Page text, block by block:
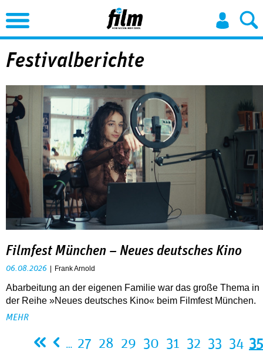
Jump to Navigation
Festivalberichte
Filmfest München – Neues deutsches Kino
06.08.2026 Frank Arnold
Abarbeitung an der eigenen Familie war das große Thema in
der Reihe »Neues deutsches Kino« beim Filmfest München.
MEHR
… 27 28 29 30 31 32 33 34 35